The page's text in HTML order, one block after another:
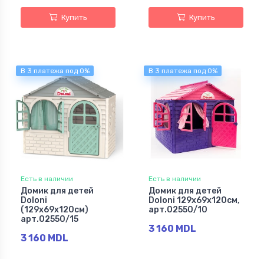
Купить Купить
В 3 платежа под 0%
Есть в наличии
Домик для детей
Doloni
(129х69х120см)
арт.02550/15
3 160 MDL
В 3 платежа под 0%
Есть в наличии
Домик для детей
Doloni 129х69х120см,
арт.02550/10
3 160 MDL